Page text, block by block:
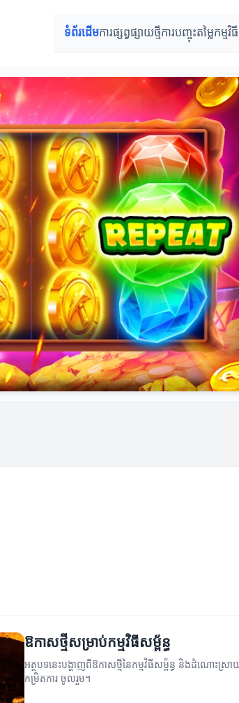
ទំព័រដើមការផ្សព្វផ្សាយថ្មីការបញ្ចុះតម្លៃកម្មវិ
ឱកាសថ្មីសម្រាប់កម្មវិធីសម្ព័ន្ធ
អត្ថបទនេះបង្ហាញពីឱកាសថ្មីនៃកម្មវិធីសម្ព័ន្ធ និងដំណោះស្រា
កម្រិតការ ចូលរួម។